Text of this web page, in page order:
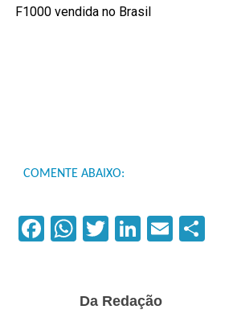
F1000 vendida no Brasil
COMENTE ABAIXO:
Facebook
WhatsApp
Twitter
LinkedIn
Email
Da Redação